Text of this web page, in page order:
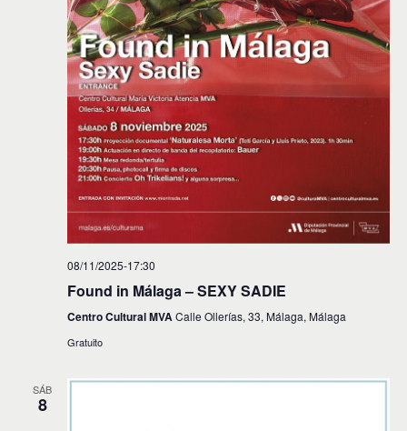
08/11/2025-17:30
Found in Málaga – SEXY SADIE
Centro Cultural MVACalle Ollerías, 33, Málaga, Málaga
Gratuito
SÁB
8